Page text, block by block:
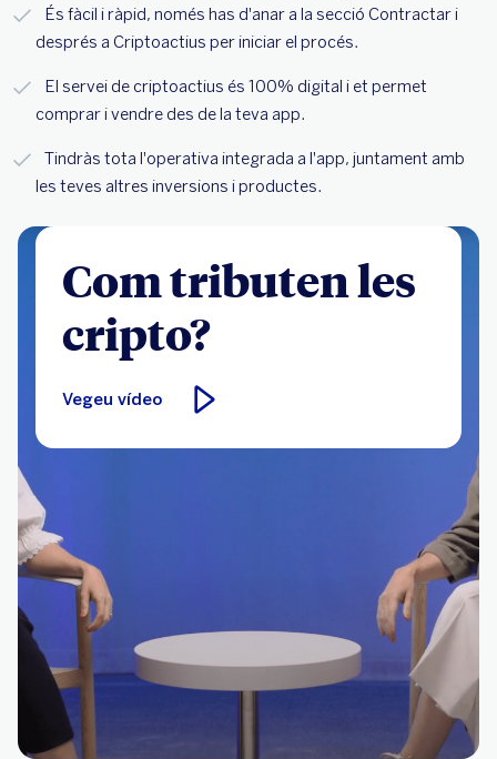
És fàcil i ràpid, només has d'anar a la secció Contractar i
després a Criptoactius per iniciar el procés.
El servei de criptoactius és 100% digital i et permet
comprar i vendre des de la teva app.
Tindràs tota l'operativa integrada a l'app, juntament amb
les teves altres inversions i productes.
Com tributen les
cripto?
Vegeu vídeo